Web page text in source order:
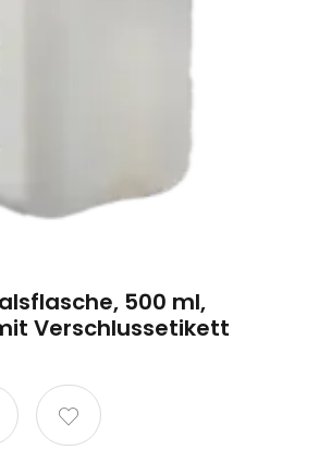
500 ml,
Verschlussetikett